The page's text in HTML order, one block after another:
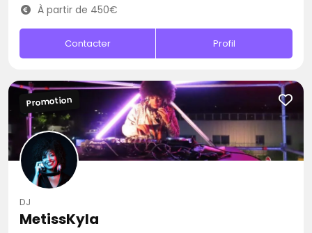
À partir de 450€
Contacter Profil
Promotion
DJ
MetissKyla